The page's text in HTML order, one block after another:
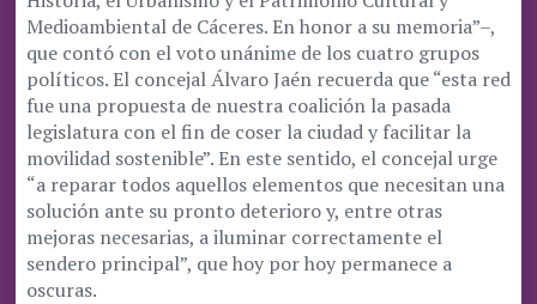
Medioambiental de Cáceres. En honor a su memoria”–,
que contó con el voto unánime de los cuatro grupos
políticos. El concejal Álvaro Jaén recuerda que “esta red
fue una propuesta de nuestra coalición la pasada
legislatura con el fin de coser la ciudad y facilitar la
movilidad sostenible”. En este sentido, el concejal urge
“a reparar todos aquellos elementos que necesitan una
solución ante su pronto deterioro y, entre otras
mejoras necesarias, a iluminar correctamente el
sendero principal”, que hoy por hoy permanece a
oscuras.